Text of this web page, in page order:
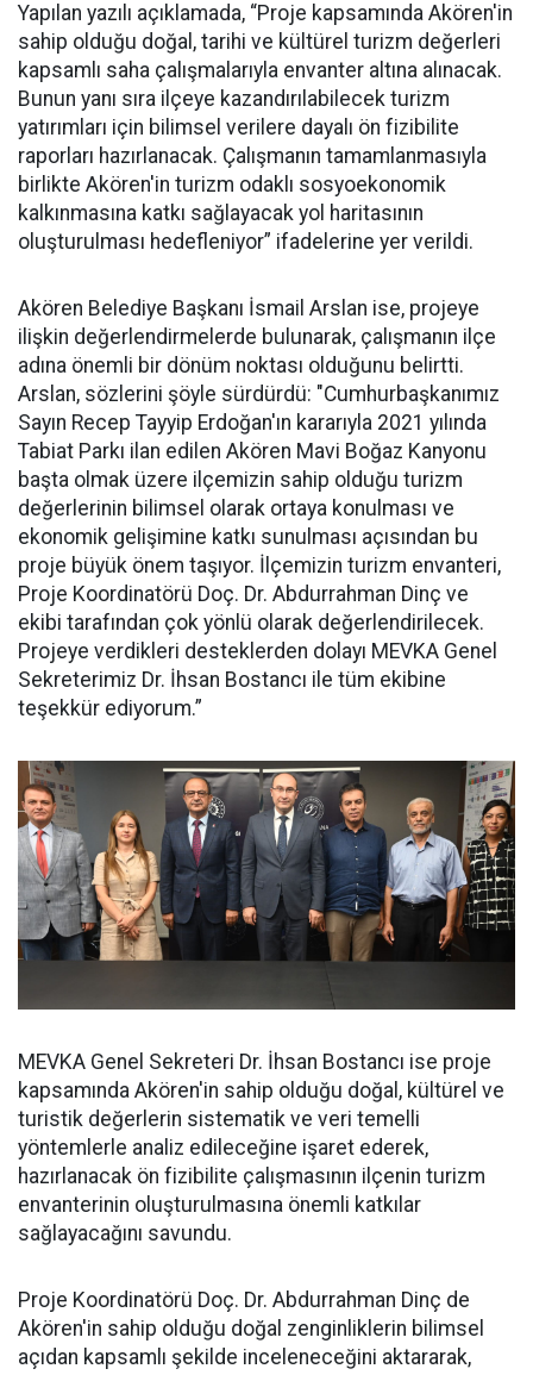
Yapılan yazılı açıklamada, “Proje kapsamında Akören'in
sahip olduğu doğal, tarihi ve kültürel turizm değerleri
kapsamlı saha çalışmalarıyla envanter altına alınacak.
Bunun yanı sıra ilçeye kazandırılabilecek turizm
yatırımları için bilimsel verilere dayalı ön fizibilite
raporları hazırlanacak. Çalışmanın tamamlanmasıyla
birlikte Akören'in turizm odaklı sosyoekonomik
kalkınmasına katkı sağlayacak yol haritasının
oluşturulması hedefleniyor” ifadelerine yer verildi.
Akören Belediye Başkanı İsmail Arslan ise, projeye
ilişkin değerlendirmelerde bulunarak, çalışmanın ilçe
adına önemli bir dönüm noktası olduğunu belirtti.
Arslan, sözlerini şöyle sürdürdü: "Cumhurbaşkanımız
Sayın Recep Tayyip Erdoğan'ın kararıyla 2021 yılında
Tabiat Parkı ilan edilen Akören Mavi Boğaz Kanyonu
başta olmak üzere ilçemizin sahip olduğu turizm
değerlerinin bilimsel olarak ortaya konulması ve
ekonomik gelişimine katkı sunulması açısından bu
proje büyük önem taşıyor. İlçemizin turizm envanteri,
Proje Koordinatörü Doç. Dr. Abdurrahman Dinç ve
ekibi tarafından çok yönlü olarak değerlendirilecek.
Projeye verdikleri desteklerden dolayı MEVKA Genel
Sekreterimiz Dr. İhsan Bostancı ile tüm ekibine
teşekkür ediyorum.”
MEVKA Genel Sekreteri Dr. İhsan Bostancı ise proje
kapsamında Akören'in sahip olduğu doğal, kültürel ve
turistik değerlerin sistematik ve veri temelli
yöntemlerle analiz edileceğine işaret ederek,
hazırlanacak ön fizibilite çalışmasının ilçenin turizm
envanterinin oluşturulmasına önemli katkılar
sağlayacağını savundu.
Proje Koordinatörü Doç. Dr. Abdurrahman Dinç de
Akören'in sahip olduğu doğal zenginliklerin bilimsel
açıdan kapsamlı şekilde inceleneceğini aktararak,